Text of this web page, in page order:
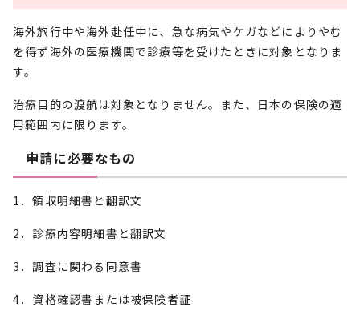
海外旅行中や海外赴任中に、急な病気やケガなどによりやむ
を得ず海外の医療機関で診療等を受けたときに対象となりま
す。
治療目的の渡航は対象となりません。また、日本の保険の適
用範囲内に限ります。
申請に必要なもの
1．領収明細書と翻訳文
2．診療内容明細書と翻訳文
3．調査に関わる同意書
4．資格確認書または被保険者証